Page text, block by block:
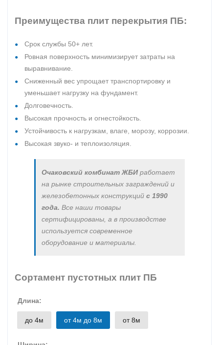
Преимущества плит перекрытия ПБ:
Срок службы 50+ лет.
Ровная поверхность минимизирует затраты на
выравнивание.
Сниженный вес упрощает транспортировку и
уменьшает нагрузку на фундамент.
Долговечность.
Высокая прочность и огнестойкость.
Устойчивость к нагрузкам, влаге, морозу, коррозии.
Высокая звуко- и теплоизоляция.
Очаковский комбинат ЖБИработает
на рынке строительных заграждений и
железобетонных конструкций с 1990
года. Все наши товары
сертифицированы, а в производстве
используется современное
оборудование и материалы.
Сортамент пустотных плит ПБ
Длина:
до 4м от 4м до 8м от 8м